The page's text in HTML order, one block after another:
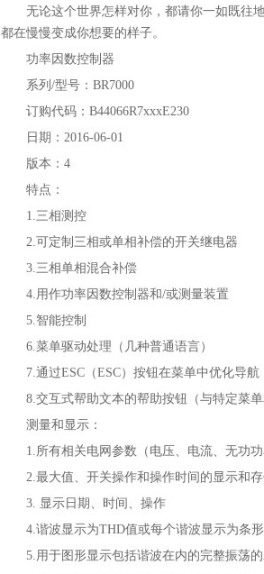
无论这个世界怎样对你，都请你一如既往
都在慢慢变成你想要的样子。
功率因数控制器
系列/型号：BR7000
订购代码：B44066R7xxxE230
日期：2016-06-01
版本：4
特点：
1.三相测控
2.可定制三相或单相补偿的开关继电器
3.三相单相混合补偿
4.用作功率因数控制器和/或测量装置
5.智能控制
6.菜单驱动处理（几种普通语言）
7.通过ESC（ESC）按钮在菜单中优化导航
8.交互式帮助文本的帮助按钮（与特定菜单
测量和显示：
1.所有相关电网参数（电压、电流、无功
2.最大值、开关操作和操作时间的显示和
3. 显示日期、时间、操作
4.谐波显示为THD值或每个谐波显示为条形
5.用于图形显示包括谐波在内的完整振荡